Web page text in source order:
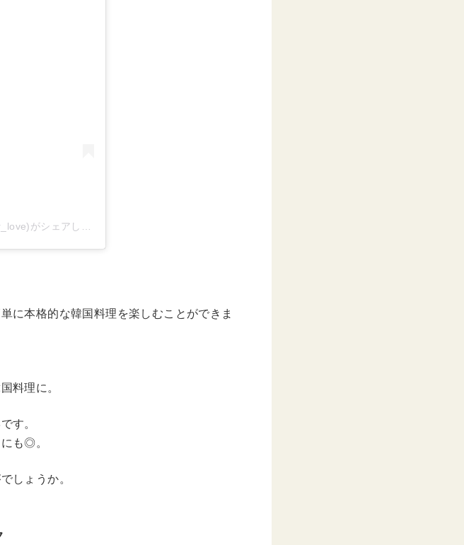
業務スーパーレポ 大家族のママ 購入品(@gyomusuper_love)がシェアした投稿
に本格的な韓国料理を楽しむことができま
料理に。
す。
も◎。
しょうか。